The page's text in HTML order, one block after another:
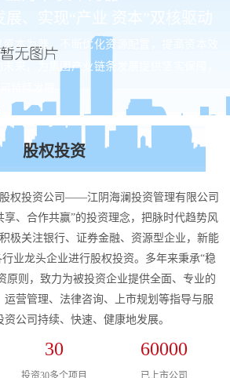
资本为器，不断优化资源配置，提高资本效
未来，为集团产业链条发展提供坚实保障，
持续发展。
股权投资
权投资公司——江阴海澜投资管理有限公司
享、合作共赢”的投资理念，把脉时代趋势风
极关注银行、证券金融、资源型企业，新能
业龙头企业进行股权投资。多年来秉承“稳
原则，致力为被投资企业提供全面、专业的
运营管理、法律咨询、上市规划等指导与服
公司持续、快速、健康地发展。
30 60000